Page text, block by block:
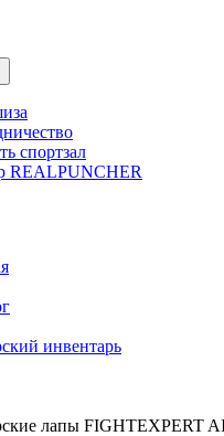
спортзал
REALPUNCHER
инвентарь
лапы FIGHTEXPERT